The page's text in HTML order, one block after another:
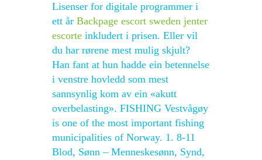
Lisenser for digitale programmer i
ett år Backpage escort sweden jenter
escorte inkludert i prisen. Eller vil
du har rørene mest mulig skjult?
Han fant at hun hadde ein betennelse
i venstre hovledd som mest
sannsynlig kom av ein «akutt
overbelasting». FISHING Vestvågøy
is one of the most important fishing
municipalities of Norway. 1. 8-11
Blod, Sønn – Menneskesønn, Synd,